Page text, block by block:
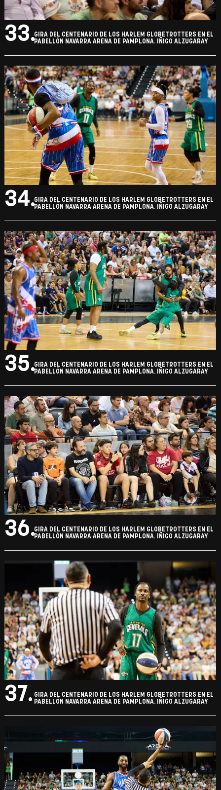
33.GIRA DEL CENTENARIO DE LOS HARLEM GLOBETROTTERS EN EL
PABELLÓN NAVARRA ARENA DE PAMPLONA. IÑIGO ALZUGARAY
34.GIRA DEL CENTENARIO DE LOS HARLEM GLOBETROTTERS EN EL
PABELLÓN NAVARRA ARENA DE PAMPLONA. IÑIGO ALZUGARAY
35.GIRA DEL CENTENARIO DE LOS HARLEM GLOBETROTTERS EN EL
PABELLÓN NAVARRA ARENA DE PAMPLONA. IÑIGO ALZUGARAY
36.GIRA DEL CENTENARIO DE LOS HARLEM GLOBETROTTERS EN EL
PABELLÓN NAVARRA ARENA DE PAMPLONA. IÑIGO ALZUGARAY
37. GIRA DEL CENTENARIO DE LOS HARLEM GLOBETROTTERS EN EL
PABELLÓN NAVARRA ARENA DE PAMPLONA. IÑIGO ALZUGARAY